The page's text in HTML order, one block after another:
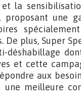
la
proposant une
De plus, Super
déshabillage
et cette
aux
meilleure